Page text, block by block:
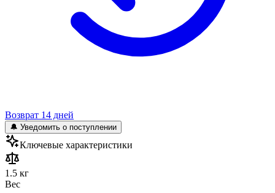
Возврат 14 дней
🔔 Уведомить о поступлении
Ключевые характеристики
1.5 кг
Вес